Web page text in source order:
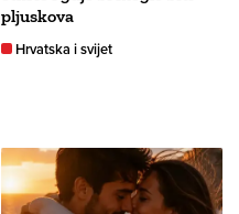
pljuskova
Hrvatska i svijet